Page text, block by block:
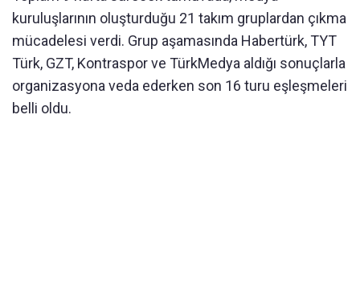
kuruluşlarının oluşturduğu 21 takım gruplardan çıkma
mücadelesi verdi. Grup aşamasında Habertürk, TYT
Türk, GZT, Kontraspor ve TürkMedya aldığı sonuçlarla
organizasyona veda ederken son 16 turu eşleşmeleri
belli oldu.